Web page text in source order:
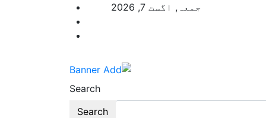
جمعہ, اگست 7, 2026
Search
Search